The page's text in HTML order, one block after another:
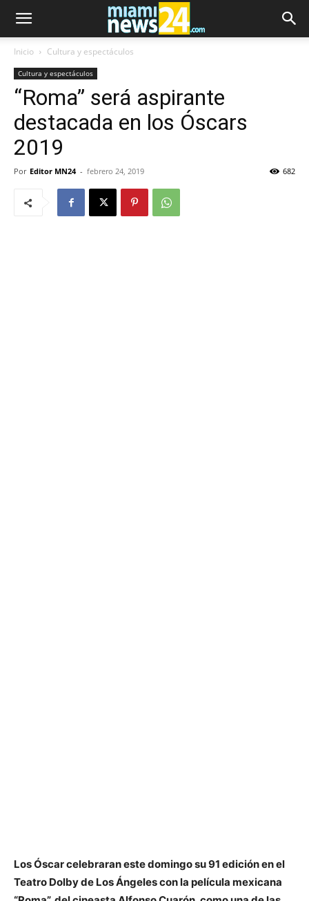
Inicio Cultura y espectáculos
Cultura y espectáculos
“Roma” será aspirante
destacada en los Óscars
2019
Por Editor MN24 - febrero 24, 2019 682
Los Óscar celebraran este domingo su 91 edición en el
Teatro Dolby de Los Ángeles con la película mexicana